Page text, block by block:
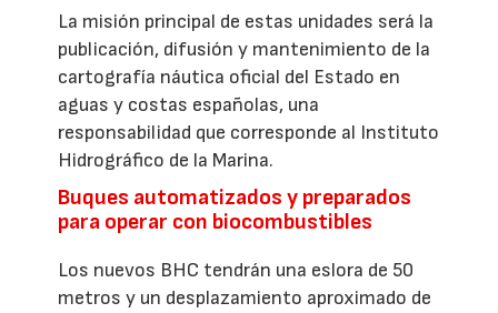
La misión principal de estas unidades será la
publicación, difusión y mantenimiento de la
cartografía náutica oficial del Estado en
aguas y costas españolas, una
responsabilidad que corresponde al Instituto
Hidrográfico de la Marina.
Buques automatizados y preparados
para operar con biocombustibles
Los nuevos BHC tendrán una eslora de 50
metros y un desplazamiento aproximado de